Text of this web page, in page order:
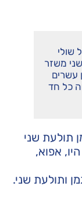
שולי
משזר
עשרים
כל חד
תולעת שני
אפוא,
ותולעת שני.